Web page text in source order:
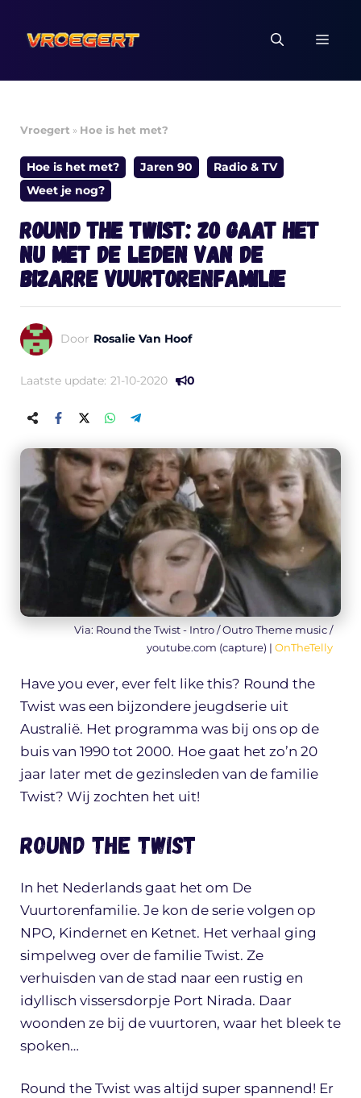
naar
inhoud
Vroegert » Hoe is het met?
Hoe is het met? Jaren 90
Radio & TV
Weet je nog?
Round the Twist: zo gaat het
nu met de leden van de
bizarre Vuurtorenfamilie
Door Rosalie Van Hoof
Laatste update: 21-10-2020 0
Via: Round the Twist - Intro / Outro Theme music /
youtube.com (capture) | OnTheTelly
Have you ever, ever felt like this? Round the
Twist was een bijzondere jeugdserie uit
Australië. Het programma was bij ons op de
buis van 1990 tot 2000. Hoe gaat het zo’n 20
jaar later met de gezinsleden van de familie
Twist? Wij zochten het uit!
Round the Twist
In het Nederlands gaat het om De
Vuurtorenfamilie. Je kon de serie volgen op
NPO, Kindernet en Ketnet. Het verhaal ging
simpelweg over de familie Twist. Ze
verhuisden van de stad naar een rustig en
idyllisch vissersdorpje Port Nirada. Daar
woonden ze bij de vuurtoren, waar het bleek te
spoken…
Round the Twist was altijd super spannend! Er